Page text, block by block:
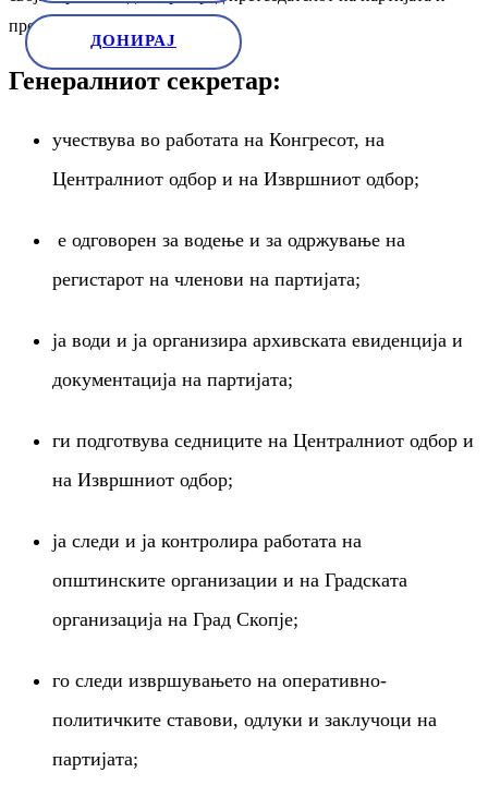
ДОНИРАЈ
пред Централниот одбор.
Генералниот секретар:
учествува во работата на Конгресот, на
Централниот одбор и на Извршниот одбор;
е одговорен за водење и за одржување на
регистарот на членови на партијата;
ја води и ја организира архивската евиденција и
документација на партијата;
ги подготвува седниците на Централниот одбор и
на Извршниот одбор;
ја следи и ја контролира работата на
општинските организации и на Градската
организација на Град Скопје;
го следи извршувањето на оперативно-
политичките ставови, одлуки и заклучоци на
партијата;